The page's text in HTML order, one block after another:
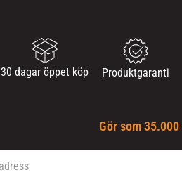
30 dagar öppet köp Produktgaranti
Gör som